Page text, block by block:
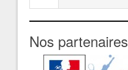
Nos partenaires